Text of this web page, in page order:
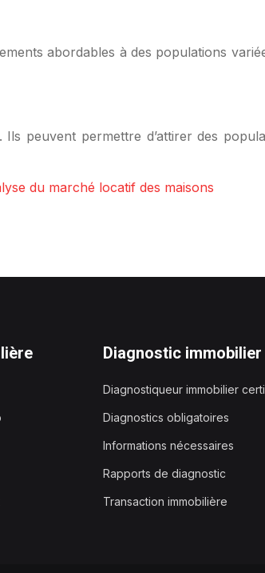
abordables à des populations
peuvent permettre d’attirer des
du marché locatif des maisons
Diagnostic immobilier
Diagnostiqueur immobilier
Diagnostics obligatoires
Informations nécessaires
Rapports de diagnostic
Transaction immobilière